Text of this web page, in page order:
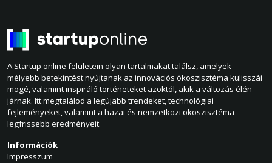
A Startup online felületein olyan tartalmakat találsz, amelyek
mélyebb betekintést nyújtanak az innovációs ökoszisztéma kulisszái
mögé, valamint inspiráló történeteket azoktól, akik a változás élén
járnak. Itt megtalálod a legújabb trendeket, technológiai
fejleményeket, valamint a hazai és nemzetközi ökoszisztéma
legfrissebb eredményeit.
Információk
Impresszum